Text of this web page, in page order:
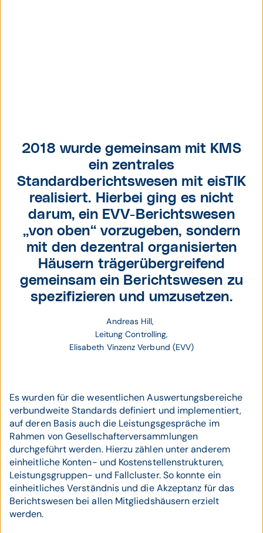
Leitung Controlling,
Elisabeth Vinzenz
Verbund (EVV)
2018 wurde gemeinsam mit KMS
ein zentrales
Standardberichtswesen mit eisTIK
realisiert. Hierbei ging es nicht
darum, ein EVV-Berichtswesen
„von oben“ vorzugeben, sondern
mit den dezentral organisierten
Häusern trägerübergreifend
gemeinsam ein Berichtswesen zu
spezifizieren und umzusetzen.
Andreas Hill,
Leitung Controlling,
Elisabeth Vinzenz Verbund (EVV)
Es wurden für die wesentlichen Auswertungsbereiche
verbundweite Standards definiert und implementiert,
auf deren Basis auch die Leistungsgespräche im
Rahmen von Gesellschafterversammlungen
durchgeführt werden. Hierzu zählen unter anderem
einheitliche Konten- und Kostenstellenstrukturen,
Leistungsgruppen- und Fallcluster. So konnte ein
einheitliches Verständnis und die Akzeptanz für das
Berichtswesen bei allen Mitgliedshäusern erzielt
werden.